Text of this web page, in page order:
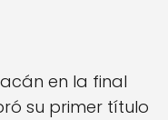
en la final
su primer título